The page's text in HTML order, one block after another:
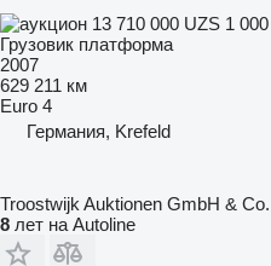
13 710 000 UZS 1
Грузовик платформа
2007
629 211 км
Euro 4
Германия, Krefeld
Troostwijk Auktionen GmbH &
8 лет на Autoline